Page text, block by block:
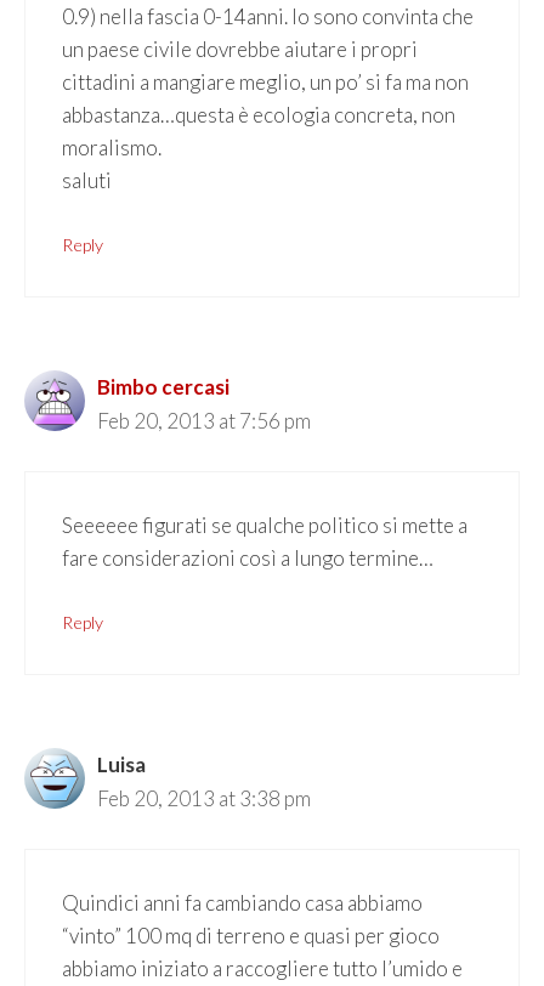
0.9) nella fascia 0-14anni. Io sono convinta che
un paese civile dovrebbe aiutare i propri
cittadini a mangiare meglio, un po’ si fa ma non
abbastanza…questa è ecologia concreta, non
moralismo.
saluti
Reply
Bimbo cercasi
Feb 20, 2013 at 7:56 pm
Seeeeee figurati se qualche politico si mette a
fare considerazioni così a lungo termine…
Reply
Luisa
Feb 20, 2013 at 3:38 pm
Quindici anni fa cambiando casa abbiamo
“vinto” 100 mq di terreno e quasi per gioco
abbiamo iniziato a raccogliere tutto l’umido e